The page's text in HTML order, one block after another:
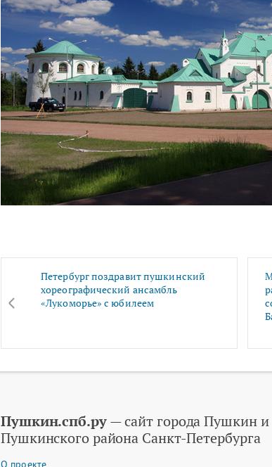
Петербург поздравит пушкинский
хореографический ансамбль
«Лукоморье» с юбилеем
Пушкин.спб.ру— сайт города Пушкин и
Пушкинского района Санкт-Петербурга
О проекте